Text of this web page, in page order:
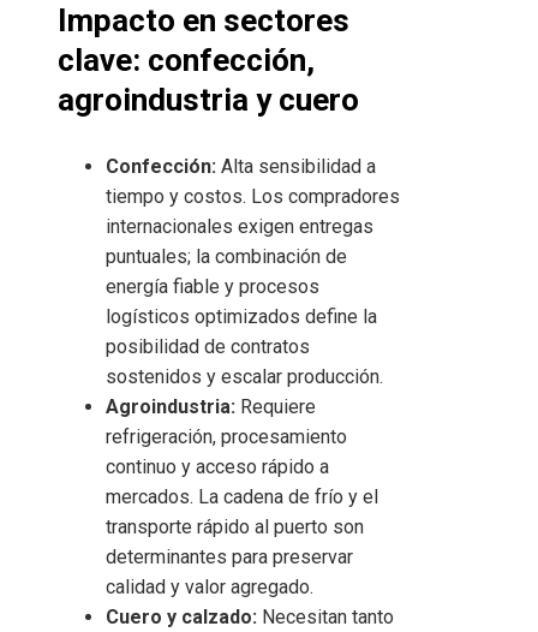
Impacto en sectores
clave: confección,
agroindustria y cuero
Confección: Alta sensibilidad a
tiempo y costos. Los compradores
internacionales exigen entregas
puntuales; la combinación de
energía fiable y procesos
logísticos optimizados define la
posibilidad de contratos
sostenidos y escalar producción.
Agroindustria: Requiere
refrigeración, procesamiento
continuo y acceso rápido a
mercados. La cadena de frío y el
transporte rápido al puerto son
determinantes para preservar
calidad y valor agregado.
Cuero y calzado: Necesitan tanto